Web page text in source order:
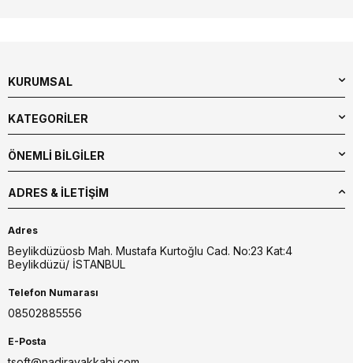
KURUMSAL
KATEGORİLER
ÖNEMLİ BİLGİLER
ADRES & İLETIŞIM
Adres
Beylikdüzüosb Mah. Mustafa Kurtoğlu Cad. No:23 Kat:4
Beylikdüzü/ İSTANBUL
Telefon Numarası
08502885556
E-Posta